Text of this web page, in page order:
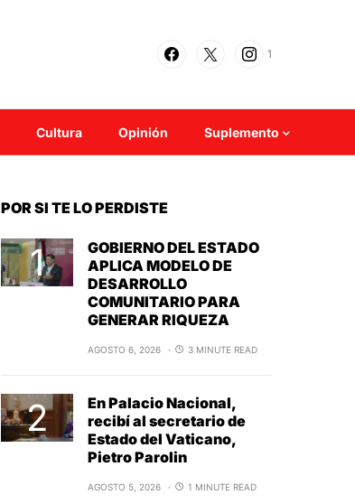
1
Cultura Opinión Suplemento
POR SI TE LO PERDISTE
GOBIERNO DEL ESTADO
APLICA MODELO DE
DESARROLLO
COMUNITARIO PARA
GENERAR RIQUEZA
AGOSTO 6, 2026 3 MINUTE READ
En Palacio Nacional,
recibí al secretario de
Estado del Vaticano,
Pietro Parolin
AGOSTO 5, 2026 1 MINUTE READ